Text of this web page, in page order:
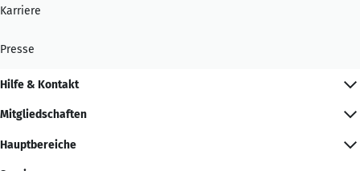
Karriere
Presse
Hilfe & Kontakt
Mitgliedschaften
Hauptbereiche